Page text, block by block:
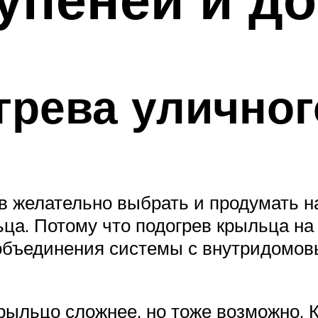
выбрать и продумать
Потому что подогрев крыльца
системы с
сложнее, но тоже возможно.